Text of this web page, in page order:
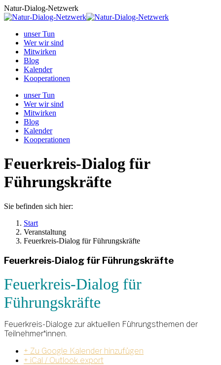
Zum
Inhalt
Natur-Dialog-Netzwerk
unser Tun
Wer wir sind
Mitwirken
Blog
Kalender
Kooperationen
unser Tun
Wer wir sind
Mitwirken
Blog
Kalender
Kooperationen
Feuerkreis-Dialog für
Führungskräfte
Sie befinden sich hier:
Start
Veranstaltung
Feuerkreis-Dialog für Führungskräfte
Feuerkreis-Dialog für Führungskräfte
Feuerkreis-Dialog für
Führungskräfte
Feuerkreis-Dialoge zur aktuellen Führungsthemen der
Teilnehmer*innen.
+ Zu Google Kalender hinzufügen
+ iCal / Outlook export